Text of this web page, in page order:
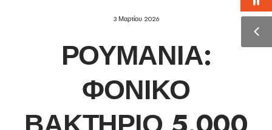
3 Μαρτίου 2026
ΡΟΥΜΑΝΊΑ:
ΦΟΝΙΚΌ